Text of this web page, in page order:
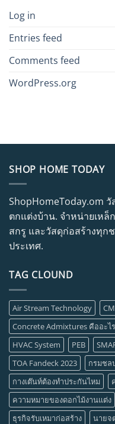
Log in
Entries feed
Comments feed
WordPress.org
SHOP HOME TODAY
ShopHomeToday.om
ตกแต่งบ้าน. จำหน่ายเห
สกรู และวัสดุก่อสร้างทุก
ประเทศ.
TAG CLOUND
Air Stream Technology
Concrete Admixtures คืออะไร
HVAC System
PEB
TOA Fandeck 2023
กรมชล
กางเต๊นท์ต้องทำประกันไหม
ความหมายของดอกไม้งานแต่ง
ธุรกิจรับเหมาก่อสร้าง
นายจ